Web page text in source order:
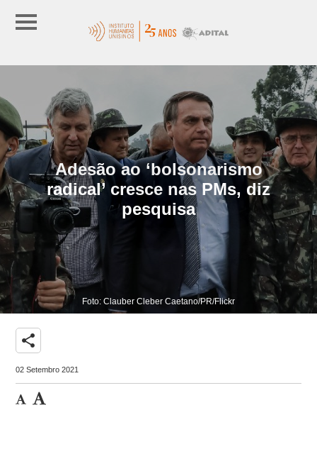
Adesão ao ‘bolsonarismo
radical’ cresce nas PMs, diz
pesquisa
Foto: Clauber Cleber Caetano/PR/Flickr
share
02 Setembro 2021